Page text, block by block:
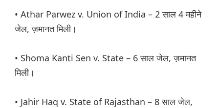
• Athar Parwez v. Union of India – 2 साल 4 महीने
जेल, ज़मानत मिली।
• Shoma Kanti Sen v. State – 6 साल जेल, ज़मानत
मिली।
• Jahir Haq v. State of Rajasthan – 8 साल जेल,